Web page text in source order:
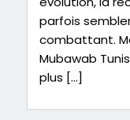
parfois
combattant.
Mubawab
plus […]